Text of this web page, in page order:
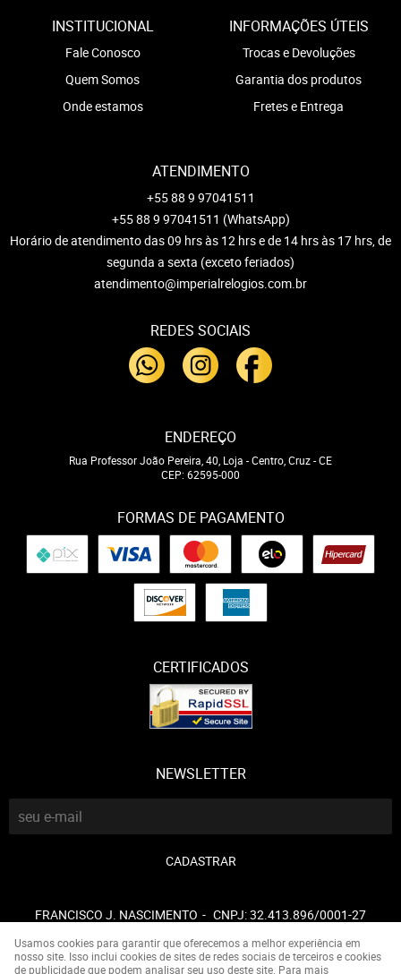
INSTITUCIONAL
Fale Conosco
Quem Somos
Onde estamos
INFORMAÇÕES ÚTEIS
Trocas e Devoluções
Garantia dos produtos
Fretes e Entrega
ATENDIMENTO
+55 88 9 97041511
+55 88 9 97041511 (WhatsApp)
Horário de atendimento das 09 hrs às 12 hrs e de 14 hrs às 17 hrs, de
segunda a sexta (exceto feriados)
atendimento@imperialrelogios.com.br
REDES SOCIAIS
ENDEREÇO
Rua Professor João Pereira, 40, Loja -Centro, Cruz-CE
CEP: 62595-000
FORMAS DE PAGAMENTO
CERTIFICADOS
NEWSLETTER
CADASTRAR
FRANCISCO J. NASCIMENTO CNPJ: 32.413.896/0001-27
Usamos cookies para garantir que oferecemos a melhor experiência em
nosso site. Isso inclui cookies de sites de redes sociais de terceiros e cookies
de publicidade que podem analisar seu uso deste site. Para mais